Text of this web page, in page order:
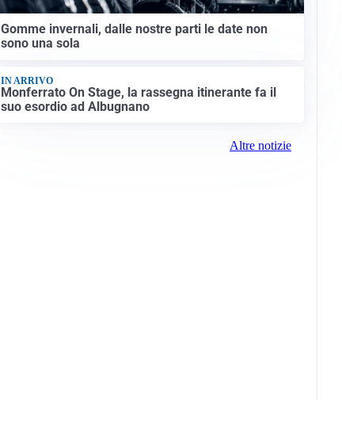
Gomme invernali, dalle nostre parti le date non
sono una sola
IN ARRIVO
Monferrato On Stage, la rassegna itinerante fa il
suo esordio ad Albugnano
Altre notizie